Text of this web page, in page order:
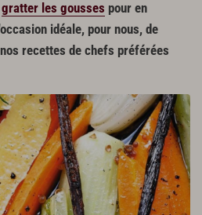
gratter les gousses pour en
idéale, pour nous, de
recettes de chefs préférées